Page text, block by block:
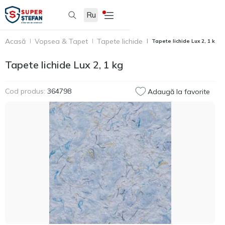
Ru
Acasă Vopsea & Tapet Tapete lichide Tapete lichide Lux 2, 1 kg
Tapete lichide Lux 2, 1 kg
Cod produs: 364798 Adaugă la favorite